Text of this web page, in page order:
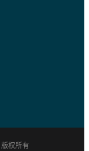
权所有